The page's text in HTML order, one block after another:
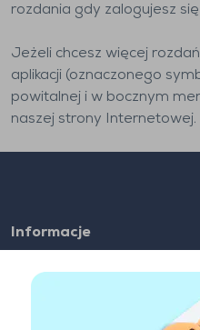
rozdania gdy zalogujesz
Jeżeli chcesz więcej
aplikacji (oznaczonego
powitalnej i w bocznym
naszej strony Internetowej.
Informacje
Zatrudnienie